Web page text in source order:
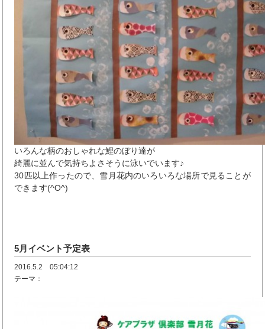
いろんな柄のおしゃれな鯉のぼり達が
綺麗に並んで気持ちよさそうに泳いでいます♪
30匹以上作ったので、雪月花内のいろいろな場所で見ることが
できます(^O^)
5月イベント予定表
2016.5.2 05:04:12
テーマ：